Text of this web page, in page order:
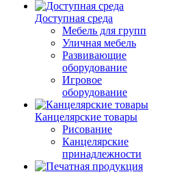
Доступная среда
Мебель для групп
Уличная мебель
Развивающие
оборудование
Игровое
оборудование
Канцелярские товары
Рисование
Канцелярские
принадлежности